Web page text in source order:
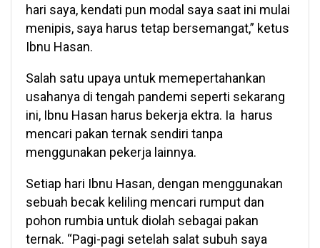
hari saya, kendati pun modal saya saat ini mulai
menipis, saya harus tetap bersemangat,” ketus
Ibnu Hasan.
Salah satu upaya untuk memepertahankan
usahanya di tengah pandemi seperti sekarang
ini, Ibnu Hasan harus bekerja ektra. Ia harus
mencari pakan ternak sendiri tanpa
menggunakan pekerja lainnya.
Setiap hari Ibnu Hasan, dengan menggunakan
sebuah becak keliling mencari rumput dan
pohon rumbia untuk diolah sebagai pakan
ternak. “Pagi-pagi setelah salat subuh saya